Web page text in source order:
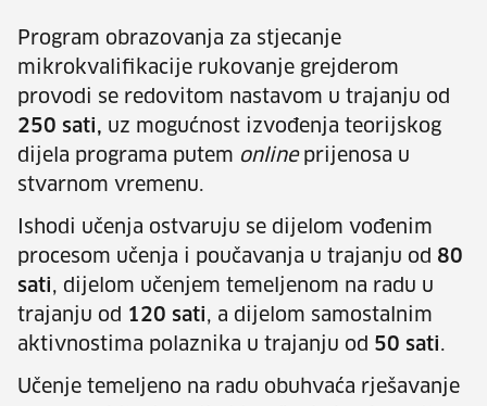
Program obrazovanja za stjecanje
mikrokvalifikacije rukovanje grejderom
provodi se redovitom nastavom u trajanju od
250 sati, uz mogućnost izvođenja teorijskog
dijela programa putem onlineprijenosa u
stvarnom vremenu.
Ishodi učenja ostvaruju se dijelom vođenim
procesom učenja i poučavanja u trajanju od 80
sati, dijelom učenjem temeljenom na radu u
trajanju od 120 sati, a dijelom samostalnim
aktivnostima polaznika u trajanju od 50 sati.
Učenje temeljeno na radu obuhvaća rješavanje